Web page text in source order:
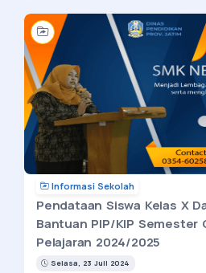
Informasi Sekolah
Pendataan Siswa Kelas X
Bantuan PIP/KIP Semester
Pelajaran 2024/2025
Selasa, 23 Juli 2024